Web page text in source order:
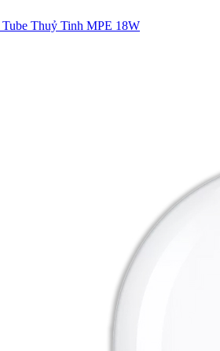
Thuỷ Tinh MPE 18W